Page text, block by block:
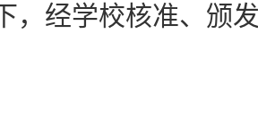
，经学校核准、颁